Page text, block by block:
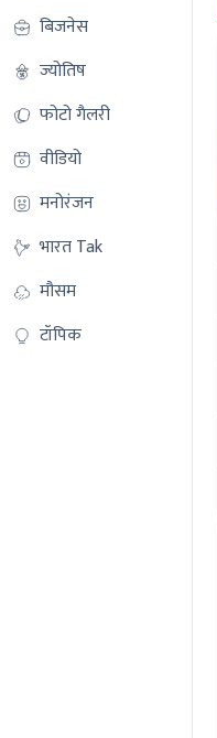
बिजनेस
ज्योतिष
फोटो गैलरी
वीडियो
मनोरंजन
भारत Tak
मौसम
टॉपिक